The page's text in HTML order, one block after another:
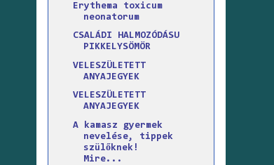
Erythema toxicum
neonatorum
CSALÁDI HALMOZÓDÁSU
PIKKELYSÖMÖR
VELESZÜLETETT
ANYAJEGYEK
VELESZÜLETETT
ANYAJEGYEK
A kamasz gyermek
nevelése, tippek
szülőknek!
Mire...